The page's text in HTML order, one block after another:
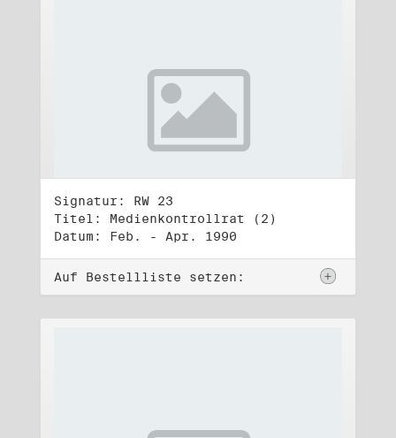
Signatur: RW 23
Titel: Medienkontrollrat (2)
Datum: Feb. - Apr. 1990
Auf Bestellliste setzen: